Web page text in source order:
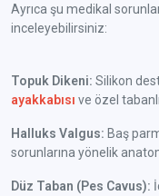
Ayrıca şu medikal
inceleyebilirsiniz:
Topuk Dikeni: Silikon
ayakkabısı ve özel
Halluks Valgus: Baş
sorunlarına yönelik
Düz Taban (Pes Cavus):